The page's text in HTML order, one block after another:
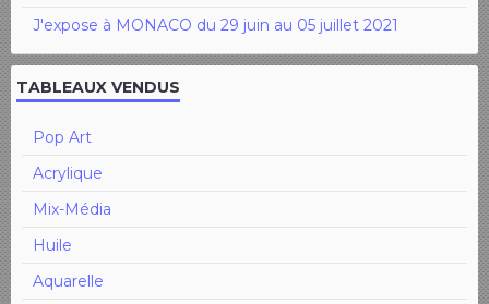
J'expose à MONACO du 29 juin au 05 juillet 2021
TABLEAUX VENDUS
Pop Art
Acrylique
Mix-Média
Huile
Aquarelle